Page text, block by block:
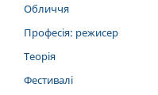
Обличчя
Професія: режисер
Теорія
Фестивалі